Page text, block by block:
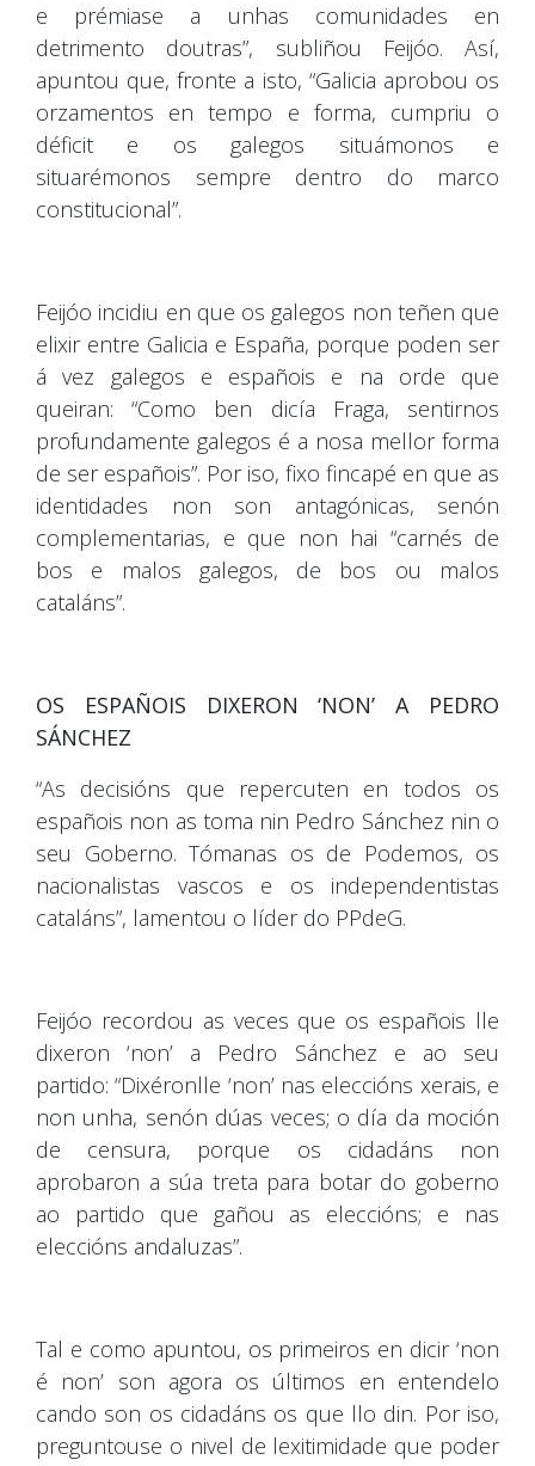
e prémiase a unhas comunidades en
detrimento doutras”, subliñou Feijóo. Así,
apuntou que, fronte a isto, “Galicia aprobou os
orzamentos en tempo e forma, cumpriu o
déficit e os galegos situámonos e
situarémonos sempre dentro do marco
constitucional”.
Feijóo incidiu en que os galegos non teñen que
elixir entre Galicia e España, porque poden ser
á vez galegos e españois e na orde que
queiran: “Como ben dicía Fraga, sentirnos
profundamente galegos é a nosa mellor forma
de ser españois”. Por iso, fixo fincapé en que as
identidades non son antagónicas, senón
complementarias, e que non hai “carnés de
bos e malos galegos, de bos ou malos
cataláns”.
OS ESPAÑOIS DIXERON ‘NON’ A PEDRO
SÁNCHEZ
“As decisións que repercuten en todos os
españois non as toma nin Pedro Sánchez nin o
seu Goberno. Tómanas os de Podemos, os
nacionalistas vascos e os independentistas
cataláns”, lamentou o líder do PPdeG.
Feijóo recordou as veces que os españois lle
dixeron ‘non’ a Pedro Sánchez e ao seu
partido: “Dixéronlle ‘non’ nas eleccións xerais, e
non unha, senón dúas veces; o día da moción
de censura, porque os cidadáns non
aprobaron a súa treta para botar do goberno
ao partido que gañou as eleccións; e nas
eleccións andaluzas”.
Tal e como apuntou, os primeiros en dicir ‘non
é non’ son agora os últimos en entendelo
cando son os cidadáns os que llo din. Por iso,
preguntouse o nivel de lexitimidade que poder